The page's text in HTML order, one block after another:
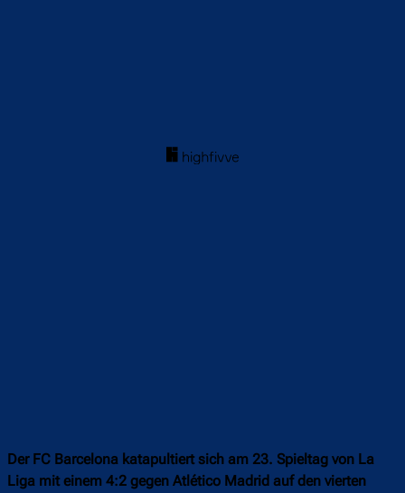
Der FC Barcelona katapultiert sich am 23. Spieltag von La
Liga mit einem 4:2 gegen Atlético Madrid auf den vierten